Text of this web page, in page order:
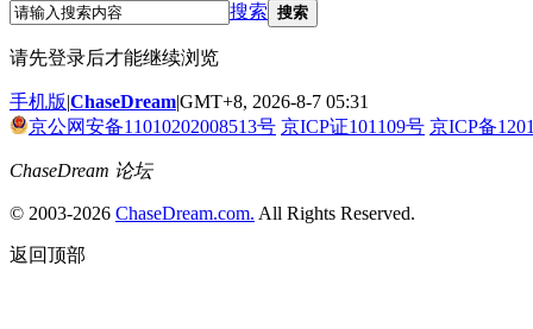
搜索 搜索
请先登录后才能继续浏览
手机版|ChaseDream|GMT+8, 2026-8-7 05:31
京公网安备11010202008513号 京ICP证101109号 京ICP备
ChaseDream 论坛
© 2003-2026 ChaseDream.com. All Rights Reserved.
返回顶部